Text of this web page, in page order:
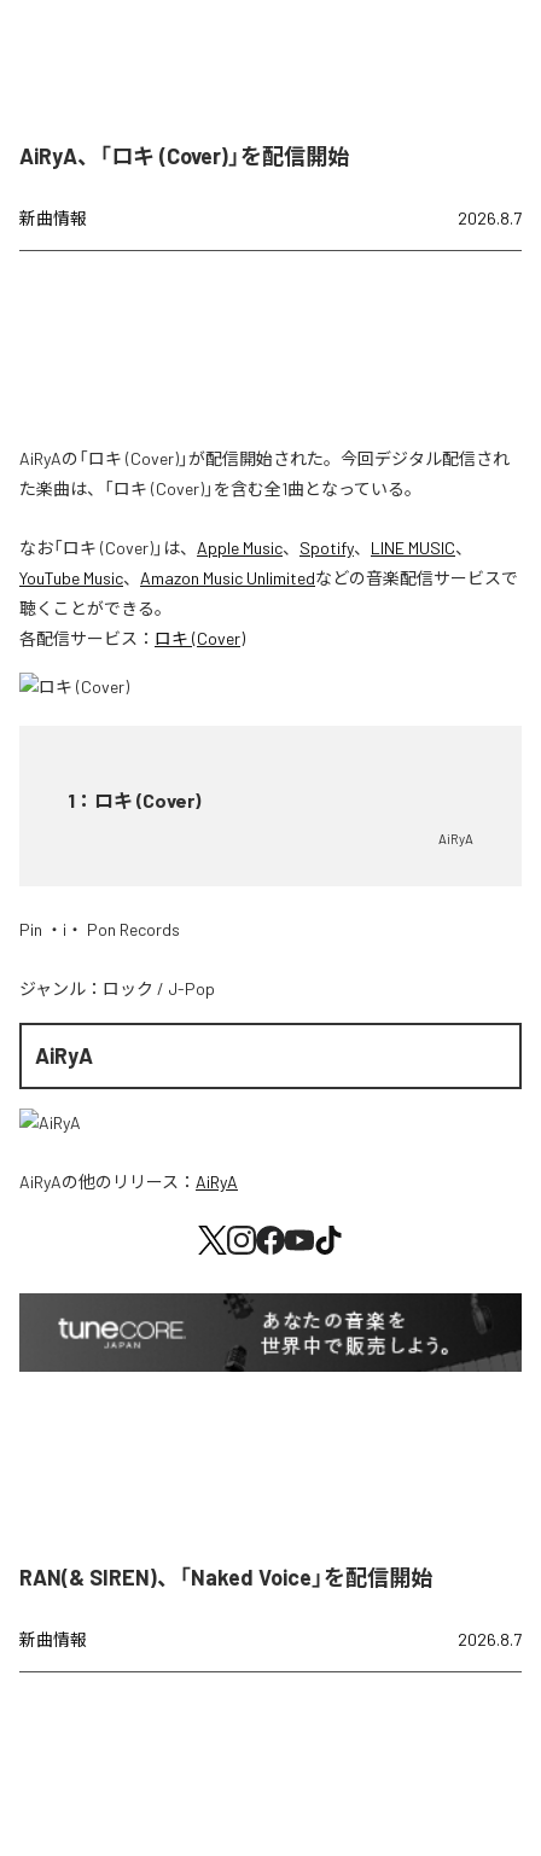
AiRyA、「ロキ (Cover)」を配信開始
新曲情報 2026.8.7
AiRyAの「ロキ (Cover)」が配信開始された。今回デジタル配信され
た楽曲は、「ロキ (Cover)」を含む全1曲となっている。
なお「ロキ (Cover)」は、 Apple Music、 Spotify、 LINE MUSIC、
YouTube Music、 Amazon Music Unlimitedなどの音楽配信サービスで
聴くことができる。
各配信サービス： ロキ (Cover)
1 ： ロキ (Cover)
AiRyA
Pin ・i・ Pon Records
ジャンル： ロック / J-Pop
AiRyA
AiRyAの他のリリース： AiRyA
RAN(& SIREN)、「Naked Voice」を配信開始
新曲情報 2026.8.7